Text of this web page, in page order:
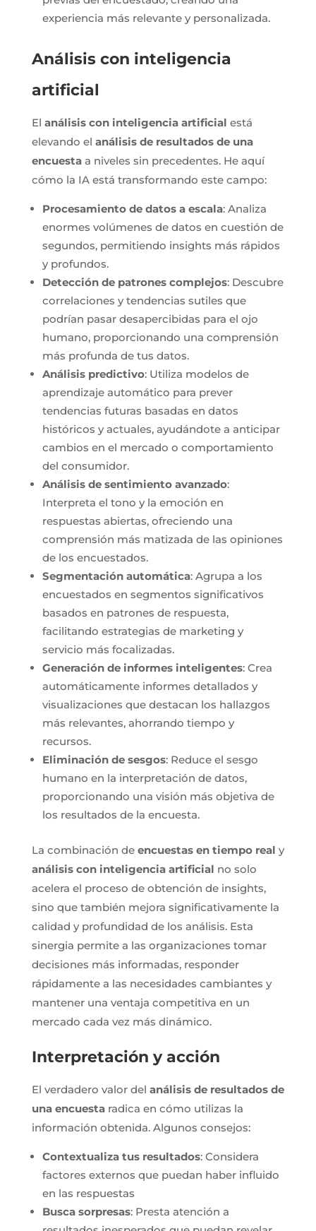
experiencia más relevante y personalizada.
Análisis con inteligencia
artificial
El análisis con inteligencia artificial está
elevando el análisis de resultados de una
encuestaa niveles sin precedentes. He aquí
cómo la IA está transformando este campo:
Procesamiento de datos a escala: Analiza
enormes volúmenes de datos en cuestión de
segundos, permitiendo insights más rápidos
y profundos.
Detección de patrones complejos: Descubre
correlaciones y tendencias sutiles que
podrían pasar desapercibidas para el ojo
humano, proporcionando una comprensión
más profunda de tus datos.
Análisis predictivo: Utiliza modelos de
aprendizaje automático para prever
tendencias futuras basadas en datos
históricos y actuales, ayudándote a anticipar
cambios en el mercado o comportamiento
del consumidor.
Análisis de sentimiento avanzado:
Interpreta el tono y la emoción en
respuestas abiertas, ofreciendo una
comprensión más matizada de las opiniones
de los encuestados.
Segmentación automática: Agrupa a los
encuestados en segmentos significativos
basados en patrones de respuesta,
facilitando estrategias de marketing y
servicio más focalizadas.
Generación de informes inteligentes: Crea
automáticamente informes detallados y
visualizaciones que destacan los hallazgos
más relevantes, ahorrando tiempo y
recursos.
Eliminación de sesgos: Reduce el sesgo
humano en la interpretación de datos,
proporcionando una visión más objetiva de
los resultados de la encuesta.
La combinación de encuestas en tiempo real y
análisis con inteligencia artificial no solo
acelera el proceso de obtención de insights,
sino que también mejora significativamente la
calidad y profundidad de los análisis. Esta
sinergia permite a las organizaciones tomar
decisiones más informadas, responder
rápidamente a las necesidades cambiantes y
mantener una ventaja competitiva en un
mercado cada vez más dinámico.
Interpretación y acción
El verdadero valor del análisis de resultados de
una encuestaradica en cómo utilizas la
información obtenida. Algunos consejos:
Contextualiza tus resultados: Considera
factores externos que puedan haber influido
en las respuestas
Busca sorpresas: Presta atención a